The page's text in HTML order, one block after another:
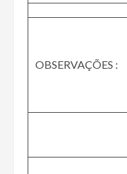
OBSERVAÇÕES :